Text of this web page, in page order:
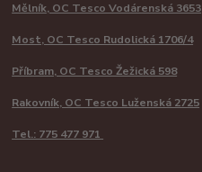
Mělník, OC Tesco Vodárenská 3653
Most, OC Tesco Rudolická 1706/4
Příbram, OC Tesco Žežická 598
Rakovník, OC Tesco Luženská 2725
Tel.: 775 477 971